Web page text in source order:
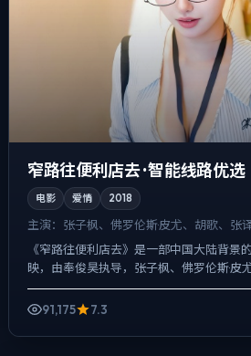
窄路往便利店去 · 智能线路优选
电影 爱情 2018
主演： 张子枫、佛罗伦斯·皮尤、胡歌、张
《窄路往便利店去》是一部中国大陆背景
映，由奉俊昊执导，张子枫、佛罗伦斯·皮
制，关键场面反而以环境声托情绪，人物
91,175
7.3